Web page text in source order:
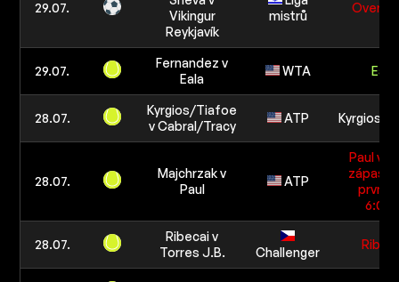
29.07.
Vikingur
Reykjavík
mistrů
Over
29.07.
Fernandez v
Eala
WTA Eala
28.07.
Kyrgios/Tiafoe
v Cabral/Tracy
ATP Kyrgios/
28.07.
Majchrzak v
Paul
ATP
Paul
zápas
první
6:0/
28.07.
Ribecai v
Torres J.B.
Challenger